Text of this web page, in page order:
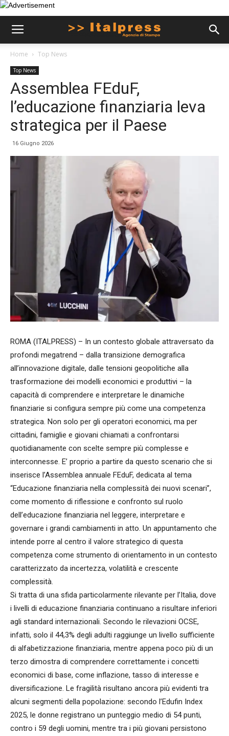
Home Top News
Top News
Assemblea FEduF,
l’educazione finanziaria leva
strategica per il Paese
16 Giugno 2026
ROMA (ITALPRESS) – In un contesto globale attraversato da
profondi megatrend – dalla transizione demografica
all’innovazione digitale, dalle tensioni geopolitiche alla
trasformazione dei modelli economici e produttivi – la
capacità di comprendere e interpretare le dinamiche
finanziarie si configura sempre più come una competenza
strategica. Non solo per gli operatori economici, ma per
cittadini, famiglie e giovani chiamati a confrontarsi
quotidianamente con scelte sempre più complesse e
interconnesse. E’ proprio a partire da questo scenario che si
inserisce l’Assemblea annuale FEduF, dedicata al tema
“Educazione finanziaria nella complessità dei nuovi scenari”,
come momento di riflessione e confronto sul ruolo
dell’educazione finanziaria nel leggere, interpretare e
governare i grandi cambiamenti in atto. Un appuntamento che
intende porre al centro il valore strategico di questa
competenza come strumento di orientamento in un contesto
caratterizzato da incertezza, volatilità e crescente
complessità.
Si tratta di una sfida particolarmente rilevante per l’Italia, dove
i livelli di educazione finanziaria continuano a risultare inferiori
agli standard internazionali. Secondo le rilevazioni OCSE,
infatti, solo il 44,3% degli adulti raggiunge un livello sufficiente
di alfabetizzazione finanziaria, mentre appena poco più di un
terzo dimostra di comprendere correttamente i concetti
economici di base, come inflazione, tasso di interesse e
diversificazione. Le fragilità risultano ancora più evidenti tra
alcuni segmenti della popolazione: secondo l’Edufin Index
2025, le donne registrano un punteggio medio di 54 punti,
contro i 59 degli uomini, mentre tra i più giovani persistono